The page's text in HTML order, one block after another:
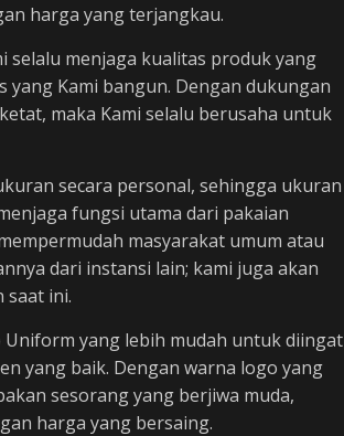
harga yang terjangkau.
selalu menjaga kualitas produk yang
yang Kami bangun. Dengan dukungan
maka Kami selalu berusaha untuk
secara personal, sehingga ukuran
fungsi utama dari pakaian
masyarakat umum atau
dari instansi lain; kami juga akan
saat ini.
yang lebih mudah untuk diingat
yang baik. Dengan warna logo yang
sesorang yang berjiwa muda,
harga yang bersaing.